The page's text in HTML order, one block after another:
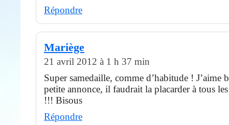
Répondre
Mariège
21 avril 2012 à 1 h 37 min
Super samedaille, comme d’habitude ! J’aime
petite annonce, il faudrait la placarder à tous
!!! Bisous
Répondre